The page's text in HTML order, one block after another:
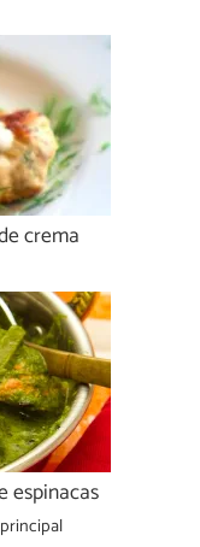
crema
espinacas